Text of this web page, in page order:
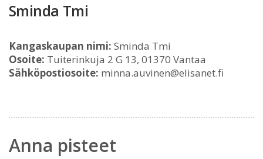
Sminda Tmi
Kangaskaupan nimi: Sminda Tmi
Osoite: Tuiterinkuja 2 G 13, 01370 Vantaa
Sähköpostiosoite: minna.auvinen@elisanet.fi
Anna pisteet